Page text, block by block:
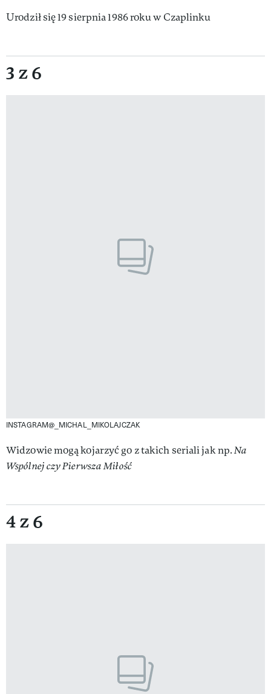
Urodził się 19 sierpnia 1986 roku w Czaplinku
3 z 6
INSTAGRAM@_MICHAL_MIKOLAJCZAK
Widzowie mogą kojarzyć go z takich seriali jak np.Na
Wspólnej czy Pierwsza Miłość
4 z 6